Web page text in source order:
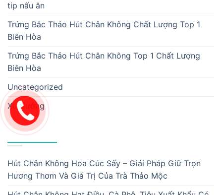
tip nấu ăn
Trứng Bắc Thảo Hút Chân Không Chất Lượng Top 1
Biên Hòa
Trứng Bắc Thảo Hút Chân Không Top 1 Chất Lượng
Biên Hòa
Uncategorized
Xu Hướng
BÀI VIẾT MỚI
Hút Chân Không Hoa Cúc Sấy – Giải Pháp Giữ Trọn
Hương Thơm Và Giá Trị Của Trà Thảo Mộc